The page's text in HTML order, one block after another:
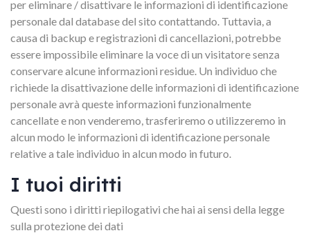
per eliminare / disattivare le informazioni di identificazione
personale dal database del sito contattando. Tuttavia, a
causa di backup e registrazioni di cancellazioni, potrebbe
essere impossibile eliminare la voce di un visitatore senza
conservare alcune informazioni residue. Un individuo che
richiede la disattivazione delle informazioni di identificazione
personale avrà queste informazioni funzionalmente
cancellate e non venderemo, trasferiremo o utilizzeremo in
alcun modo le informazioni di identificazione personale
relative a tale individuo in alcun modo in futuro.
I tuoi diritti
Questi sono i diritti riepilogativi che hai ai sensi della legge
sulla protezione dei dati